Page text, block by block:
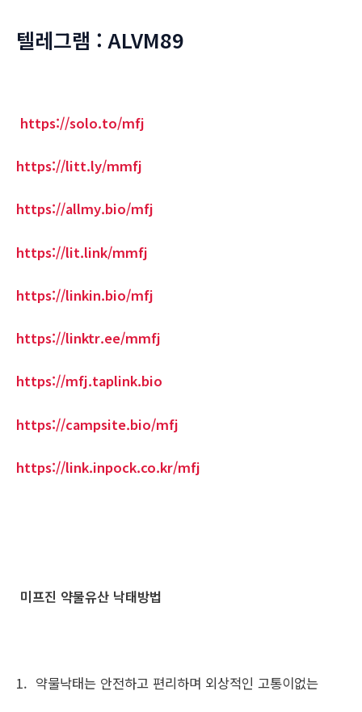
텔레그램 : ALVM89
https://solo.to/mfj
https://litt.ly/mmfj
https://allmy.bio/mfj
https://lit.link/mmfj
https://linkin.bio/mfj
https://linktr.ee/mmfj
https://mfj.taplink.bio
https://campsite.bio/mfj
https://link.inpock.co.kr/mfj
미프진 약물유산 낙태방법
1. 약물낙태는 안전하고 편리하며 외상적인 고통이없는